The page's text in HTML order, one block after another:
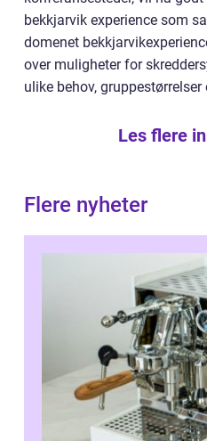
bekkjarvik experience som
domenet
over muligheter for
ulike behov,
Les flere
Flere nyheter